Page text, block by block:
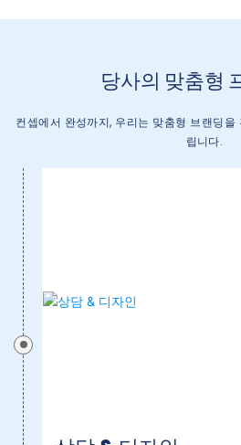
당사의 맞춤형
컨셉에서 완성까지, 우리는 맞춤형 브랜딩
립니다.